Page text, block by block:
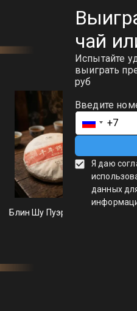
подобрать китайский